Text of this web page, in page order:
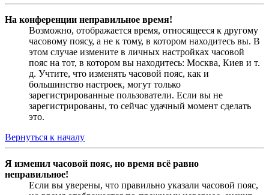
На конференции неправильное время!
Возможно, отображается время, относящееся к другому
часовому поясу, а не к тому, в котором находитесь вы. В
этом случае измените в личных настройках часовой
пояс на тот, в котором вы находитесь: Москва, Киев и т.
д. Учтите, что изменять часовой пояс, как и
большинство настроек, могут только
зарегистрированные пользователи. Если вы не
зарегистрированы, то сейчас удачный момент сделать
это.
Вернуться к началу
Я изменил часовой пояс, но время всё равно
неправильное!
Если вы уверены, что правильно указали часовой пояс,